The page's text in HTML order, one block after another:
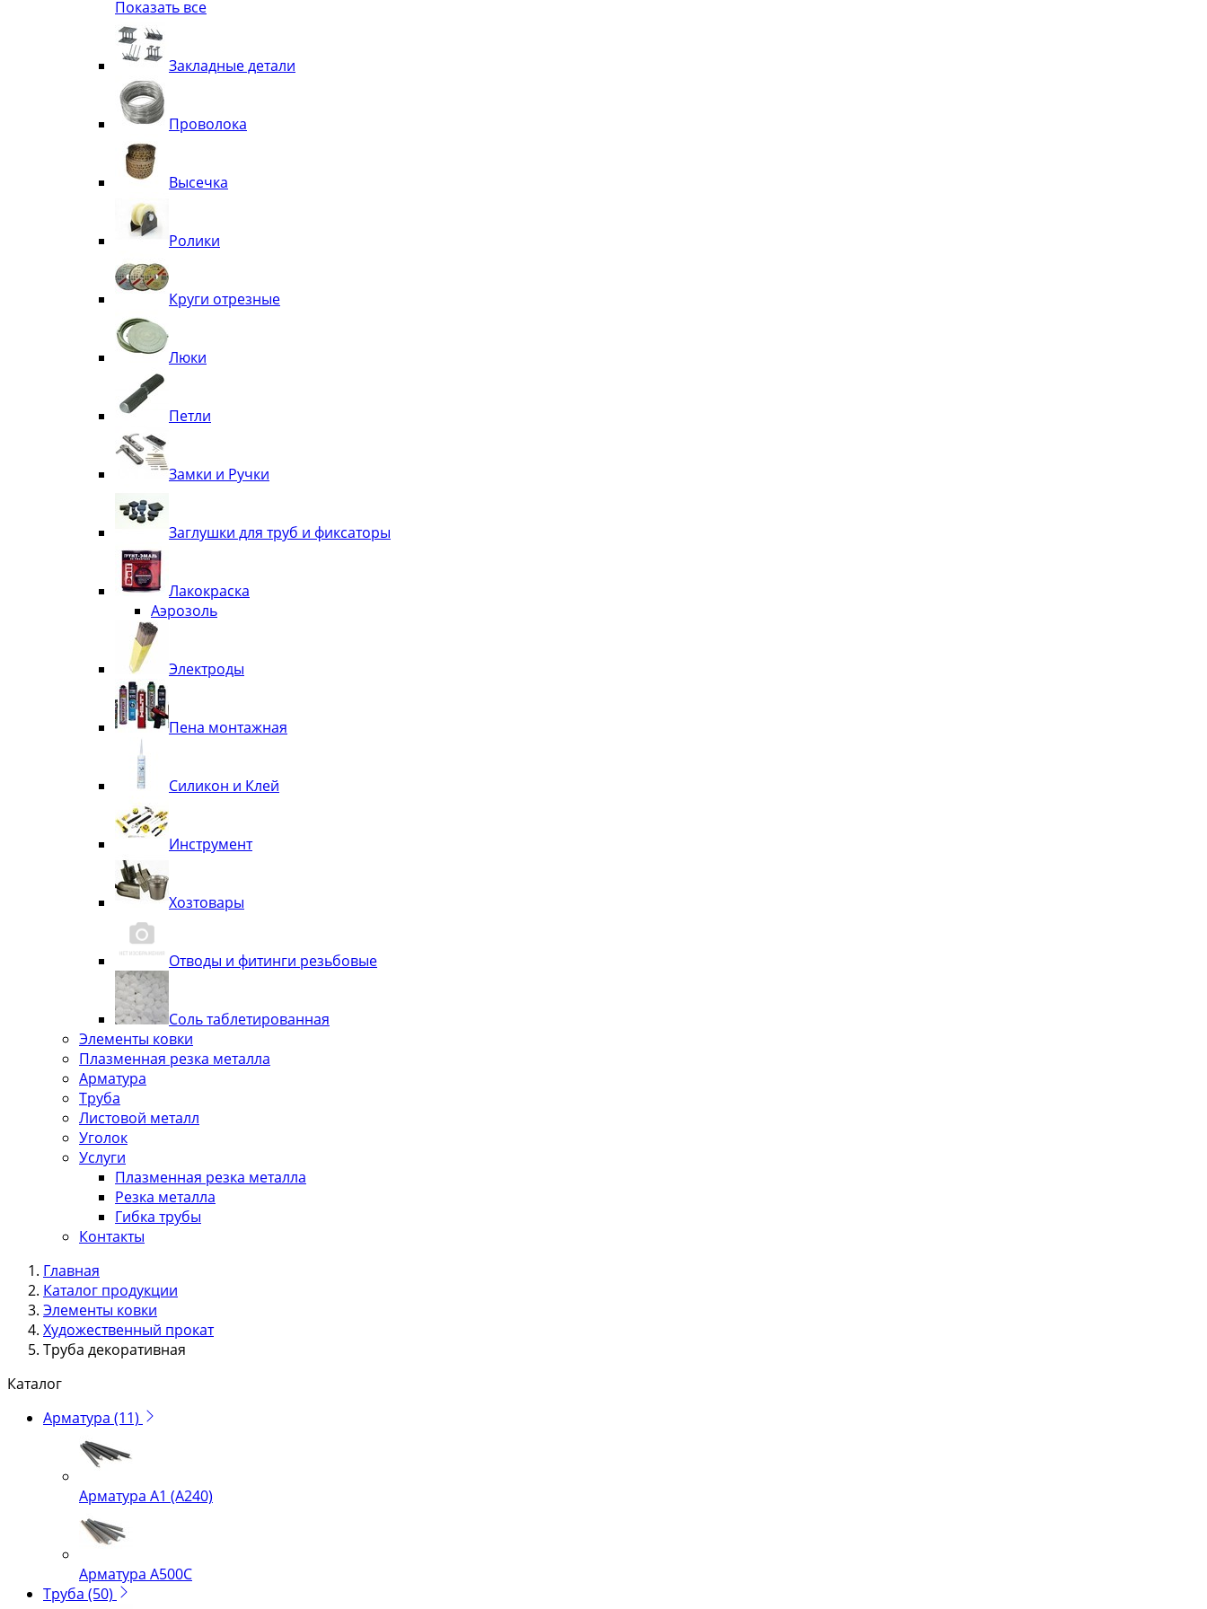
Квадрат
Труба декоративная
Элементы орнамента из квадрата, трубы
Узоры
Лавки
Показать все
Закладные детали
Проволока
Высечка
Ролики
Круги отрезные
Люки
Петли
Замки и Ручки
Заглушки для труб и фиксаторы
Лакокраска
Аэрозоль
Электроды
Пена монтажная
Силикон и Клей
Инструмент
Хозтовары
Отводы и фитинги резьбовые
Соль таблетированная
Элементы ковки
Плазменная резка металла
Арматура
Труба
Листовой металл
Уголок
Услуги
Плазменная резка металла
Резка металла
Гибка трубы
Контакты
Главная
Каталог продукции
Элементы ковки
Художественный прокат
Труба декоративная
Каталог
Арматура (11)
Арматура А1 (А240)
Арматура А500С
Труба (50)